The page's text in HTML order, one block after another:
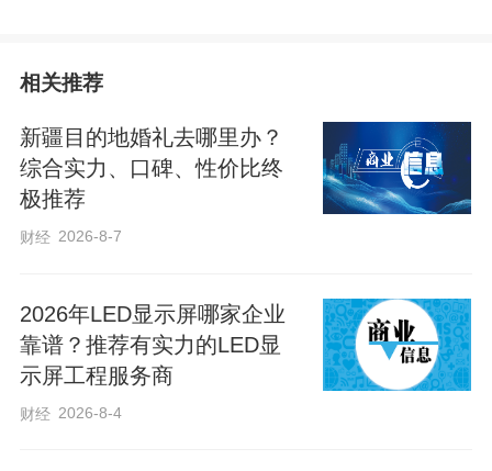
了其他领域20项合作文件。一项又一项的
务实合作，让高水平发展的中俄关系越走
越实。
编辑：李玲玲
相关推荐
新疆目的地婚礼去哪里办？
综合实力、口碑、性价比终
极推荐
财经 2026-8-7
2026年LED显示屏哪家企业
靠谱？推荐有实力的LED显
示屏工程服务商
财经 2026-8-4